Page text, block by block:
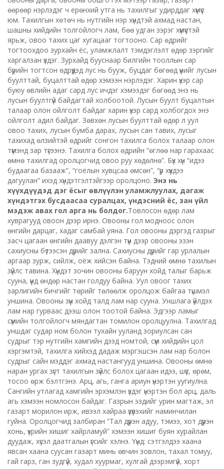
өөрөөр нэрлэдэг ч ерөнхий утга нь тахилгыг удирддаг хүмүүс
юм. Тахилгын хөтөч нь нутгийн нэр хүндтэй ахмад настан,
шашны хийдийн толгойлогч лам, бөө удган зэрэг хүмүүстэй
ярьж, овоо тахих цаг хугацааг тогтооно. Сар өдрийг
тогтоохдоо зурхайн ёс, уламжлалт тэмдэглэлт өдөр зэргийг
харгалзан үздэг. Зурхайд бууснаар билгийн тооллын сар
бүрийн тогтсон өдрүүдэд лус нь бууж, буцдаг бөгөөд үүнийг лусын
буулттай, буцалттай өдөр хэмээн нэрлэдэг. Харин үхэр сар
буюу өвлийн адаг сард лус ичдэг хэмээдэг бөгөөд энэ нь
лусын буултгүй байдагтай холбоотой. Лусын буулт буцалтын
талаар олон ойлголт байдаг харин үхэр сард холбогдох энэ
ойлголт адил байдаг. Зөвхөн лусын буулттай өдөр л уул
овоо тахих, лусын бумба дарах, лусын сан тавих, лусыг
тахихад өлзийтэй өдрийг сонгон тахилга болох талаар олон
түмэнд зар түгээнэ. Тахилга болох өдрийн “өглөө нар гарахаас
өмнө тахилгад оролцогчид овоо руу хөдөлнө”. Бүх хүн “идээ
будаагаа базааж”, “гоёлын хувцсаа өмсөн”, “үр хүүхдээ
дагуулан” ихэд хүндэтгэлтэйгээр оролцоно. Энэ нь
хүүхдүүдэд дэг ёсыг өвлүүлэн уламжлуулах, дагаж
хүндэтгэх бусдаасаа суралцах, үндэсний ёс, зан үйл
мэдэж авах гол арга нь болдог.Товлосон өдөр лам
хуврагууд овоон дээр ирнэ. Овооны гол модноос олон
өнгийн дарцаг, хадаг самбай уяна. Гол овооны дэргэд газрыг
засч цагаан өнгийн даавуу дэлгэн түүн дээр овооны эзэн
сахиусны бүтээсэн дүрийг зална. Сахиусны дүрийг гар урлалын
аргаар зурж, сийлж, оёж хийсэн байна. Тэдний өмнө тахилын
зүйлс тавина. Хүндэт зочин овооны баруун хойд талыг барьж
сууна, үүнд өндөр настан голдуу байна. Уул овоог тахих
зарлигийн бичгийг төрийг төлөөлж оролцож байгаа түшмэл
уншина. Овооны зүүн хойд талд лам нар сууна. Уншлага үйлдэх
лам нар гурваас дээш олон тоотой байна. Эдгээр ламыг
сүмийн толгойлогч мяндагтан томилон оролцуулна. Тахилгад
уншдаг судар ном болон тухайн ууланд зориулсан сан
судрыг тэр нутгийн хамгийн дээд номтой, сүм хийдийн цол
хэргэмтэй, тахилга хийхэд дадаж мэргэшсэн лам нар болон
судрыг сайн мэддэг ахмад настангууд уншина. Овооны өмнө
наран ургах зүгт тахилгын зүйлс болох цагаан идээ, шүүс, өрөм,
тосоо өрж бэлтгэнэ. Арц, агь, ганга ариун үнэртэн уугиулна.
Сангийн утлагад хамгийн эрхэмлэн үздэг үнэртэн бол арц, даль
агь хэмээн номлосон байдаг. Газрын эздийг урин магтаж, эл
газарт морилон ирж, ивээл хайраа үзүүлэхийг наминчилан
гуйна. Оролцогчид залбиран “Тал дүүрэн адуу, тэмээ, хот дүүрэн
хонь, үхрийн хишиг хайрламуй” хэмээн хишиг буян хурайлан
дуудаж, хүсэл даатгалын үгсийг хэлнэ. Үүнд: сэтгэлдээ хаана
явсан хаана суусан газарт минь өвчин зовлон, тахал томуу,
гай гарз, ган зудгүй, худал хуурмаг, хулгай дээрэмгүй, хорт